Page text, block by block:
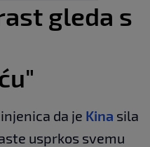
gleda s
da je Kina sila
usprkos svemu